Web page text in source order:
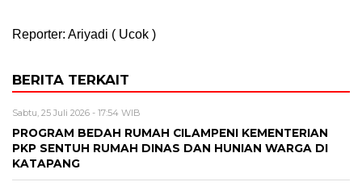
Reporter: Ariyadi ( Ucok )
BERITA TERKAIT
Sabtu, 25 Juli 2026 - 17:54 WIB
PROGRAM BEDAH RUMAH CILAMPENI KEMENTERIAN
PKP SENTUH RUMAH DINAS DAN HUNIAN WARGA DI
KATAPANG